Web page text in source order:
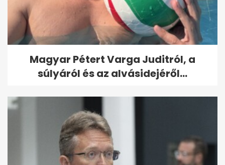
Magyar Pétert Varga Juditról, a
súlyáról és az alvásidejéről...